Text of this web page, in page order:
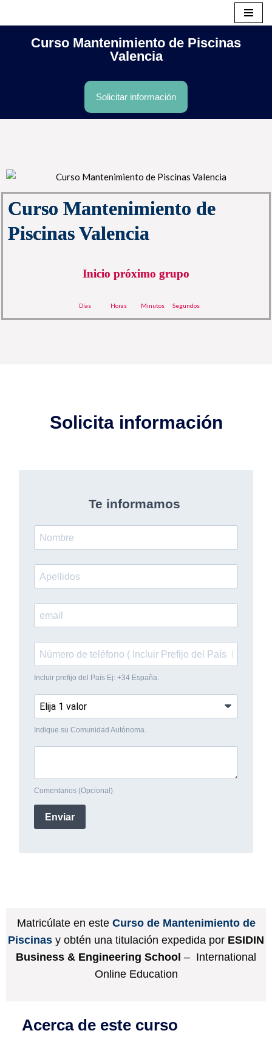
Curso Mantenimiento de Piscinas
Valencia
Solicitar información
Curso Mantenimiento de
Piscinas Valencia
Inicio próximo grupo
Días Horas Minutos Segundos
Solicita información
Matricúlate en este Curso de Mantenimiento de
Piscinas y obtén una titulación expedida por ESIDIN
Business & Engineering School – International
Online Education
Acerca de este curso